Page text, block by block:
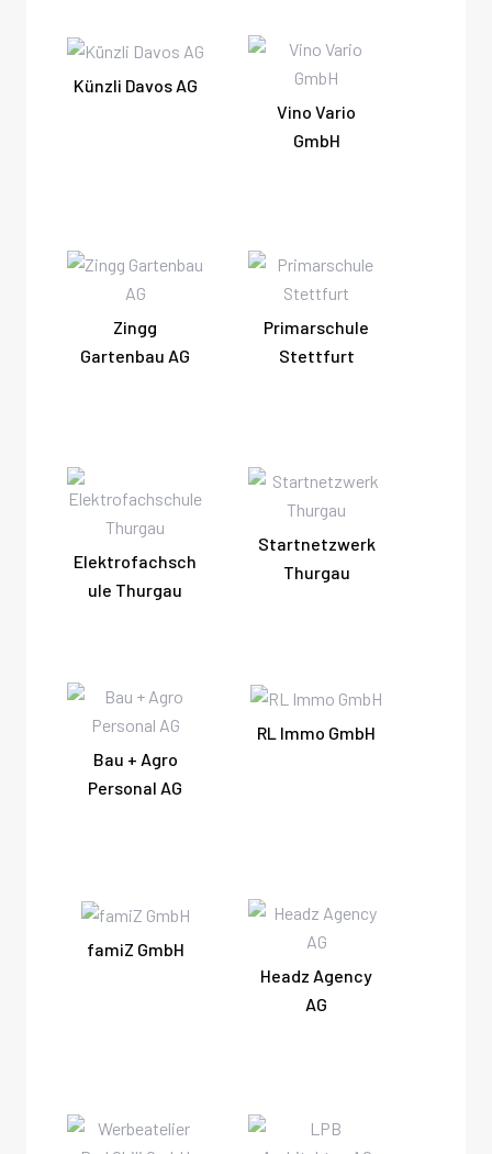
Künzli Davos AG
Vino Vario
GmbH
Zingg
Gartenbau AG
Primarschule
Stettfurt
Elektrofachsch
ule Thurgau
Startnetzwerk
Thurgau
Bau + Agro
Personal AG
RL Immo GmbH
famiZ GmbH
Headz Agency
AG